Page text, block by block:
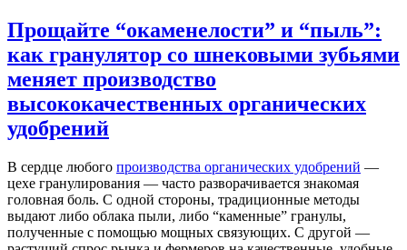
Прощайте “окаменелости” и “пыль”:
как гранулятор со шнековыми зубьями
меняет производство
высококачественных органических
удобрений
В сердце любого производства органических удобрений —
цехе гранулирования — часто разворачивается знакомая
головная боль. С одной стороны, традиционные методы
выдают либо облака пыли, либо “каменные” гранулы,
полученные с помощью мощных связующих. С другой —